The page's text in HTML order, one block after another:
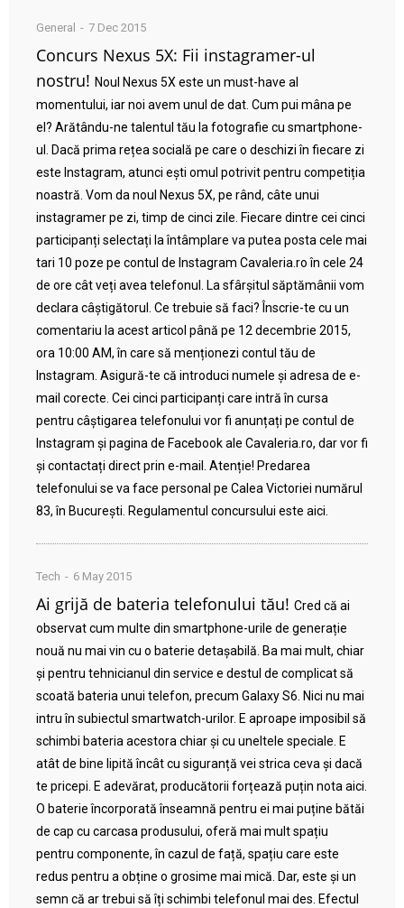
General 7 Dec 2015
Concurs Nexus 5X: Fii instagramer-ul
nostru! Noul Nexus 5X este un must-have al
momentului, iar noi avem unul de dat. Cum pui mâna pe
el? Arătându-ne talentul tău la fotografie cu smartphone-
ul. Dacă prima rețea socială pe care o deschizi în fiecare zi
este Instagram, atunci ești omul potrivit pentru competiția
noastră. Vom da noul Nexus 5X, pe rând, câte unui
instagramer pe zi, timp de cinci zile. Fiecare dintre cei cinci
participanți selectați la întâmplare va putea posta cele mai
tari 10 poze pe contul de Instagram Cavaleria.ro în cele 24
de ore cât veți avea telefonul. La sfârșitul săptămânii vom
declara câștigătorul. Ce trebuie să faci? Înscrie-te cu un
comentariu la acest articol până pe 12 decembrie 2015,
ora 10:00 AM, în care să menționezi contul tău de
Instagram. Asigură-te că introduci numele și adresa de e-
mail corecte. Cei cinci participanți care intră în cursa
pentru câștigarea telefonului vor fi anunțați pe contul de
Instagram și pagina de Facebook ale Cavaleria.ro, dar vor fi
și contactați direct prin e-mail. Atenție! Predarea
telefonului se va face personal pe Calea Victoriei numărul
83, în București. Regulamentul concursului este aici.
Tech 6 May 2015
Ai grijă de bateria telefonului tău! Cred că ai
observat cum multe din smartphone-urile de generație
nouă nu mai vin cu o baterie detașabilă. Ba mai mult, chiar
și pentru tehnicianul din service e destul de complicat să
scoată bateria unui telefon, precum Galaxy S6. Nici nu mai
intru în subiectul smartwatch-urilor. E aproape imposibil să
schimbi bateria acestora chiar și cu uneltele speciale. E
atât de bine lipită încât cu siguranță vei strica ceva și dacă
te pricepi. E adevărat, producătorii forțează puțin nota aici.
O baterie încorporată înseamnă pentru ei mai puține bătăi
de cap cu carcasa produsului, oferă mai mult spațiu
pentru componente, în cazul de față, spațiu care este
redus pentru a obține o grosime mai mică. Dar, este și un
semn că ar trebui să îți schimbi telefonul mai des. Efectul